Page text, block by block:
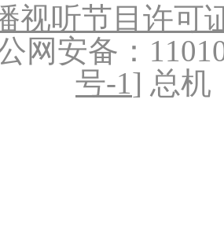
视听节目许可
网安备：
号-1] 总机